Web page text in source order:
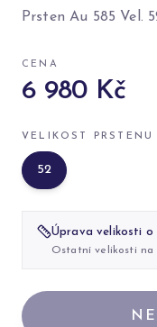
Prsten Au 585 Vel.
CENA
6 980 Kč
VELIKOST PRSTENU
52
Úprava velikosti o
Ostatní velikosti na